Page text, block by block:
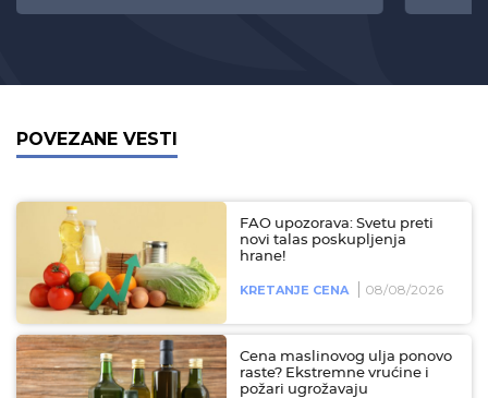
POVEZANE VESTI
FAO upozorava: Svetu preti
novi talas poskupljenja
hrane!
KRETANJE CENA 08/08/2026
Cena maslinovog ulja ponovo
raste? Ekstremne vrućine i
požari ugrožavaju